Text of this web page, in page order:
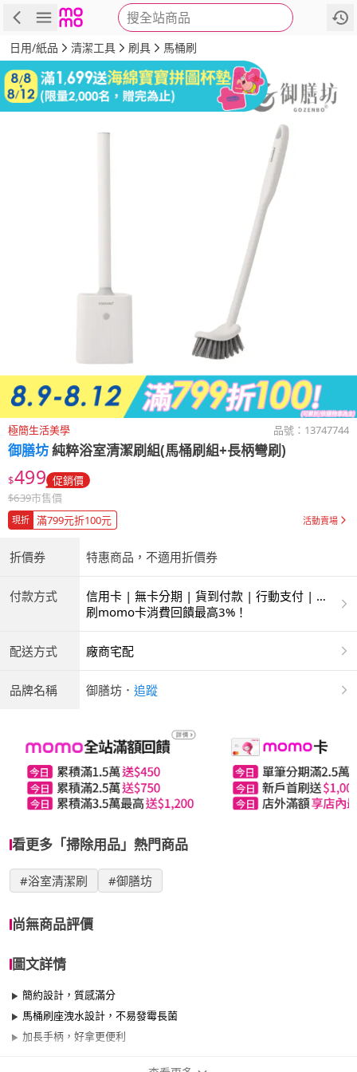
搜全站商品
商品 評價 詳情
日用/紙品 清潔工具 刷具 馬桶刷
極簡生活美學 品號： 13747744
御膳坊純粹浴室清潔刷組(馬桶刷組+長柄彎刷)
$499 促銷價
$639市售價
現折 滿799元折100元 活動賣場
折價券 特惠商品，不適用折價券
付款方式
信用卡 | 無卡分期 | 貨到付款 | 行動支付 | 超
商付款 | ATM | 銀聯卡
刷momo卡消費回饋最高3%！
配送方式 廠商宅配
品牌名稱 御膳坊 ． 追蹤
看更多「掃除用品」熱門商品
#浴室清潔刷 #御膳坊
尚無商品評價
圖文詳情
簡約設計，質感滿分
馬桶刷座洩水設計，不易發霉長菌
加長手柄，好拿更便利